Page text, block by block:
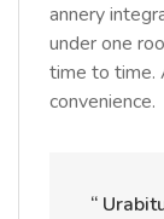
annery
under one
time to time.
convenience.
“